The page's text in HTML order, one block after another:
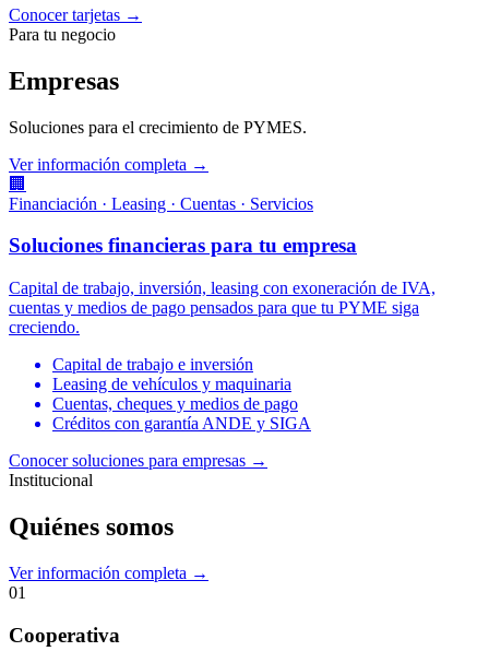
Conocer tarjetas →
Para tu negocio
Empresas
Soluciones para el crecimiento de PYMES.
Ver información completa →
🏢
Financiación · Leasing · Cuentas · Servicios
Soluciones financieras para tu empresa
Capital de trabajo, inversión, leasing con exoneración de IVA,
cuentas y medios de pago pensados para que tu PYME siga
creciendo.
Capital de trabajo e inversión
Leasing de vehículos y maquinaria
Cuentas, cheques y medios de pago
Créditos con garantía ANDE y SIGA
Conocer soluciones para empresas →
Institucional
Quiénes somos
Ver información completa →
01
Cooperativa